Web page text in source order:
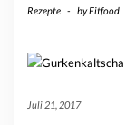
Rezepte - byFitfood
Juli 21, 2017